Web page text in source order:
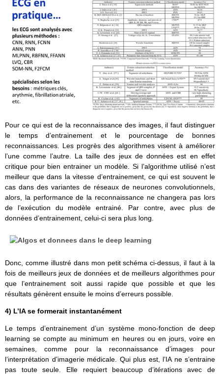
Pour ce qui est de la reconnaissance des images, il faut distinguer
le temps d’entrainement et le pourcentage de bonnes
reconnaissances. Les progrès des algorithmes visent à améliorer
l’une comme l’autre. La taille des jeux de données est en effet
critique pour bien entrainer un modèle. Si l’algorithme utilisé n’est
meilleur que dans la vitesse d’entrainement, ce qui est souvent le
cas dans des variantes de réseaux de neurones convolutionnels,
alors, la performance de la reconnaissance ne changera pas lors
de l’exécution du modèle entrainé. Par contre, avec plus de
données d’entrainement, celui-ci sera plus long.
Donc, comme illustré dans mon petit schéma ci-dessus, il faut à la
fois de meilleurs jeux de données et de meilleurs algorithmes pour
que l’entrainement soit aussi rapide que possible et que les
résultats génèrent ensuite le moins d’erreurs possible.
4) L’IA se formerait instantanément
Le temps d’entrainement d’un système mono-fonction de deep
learning se compte au minimum en heures ou en jours, voire en
semaines, comme pour la reconnaissance d’images pour
l’interprétation d’imagerie médicale. Qui plus est, l’IA ne s’entraine
pas toute seule. Elle requiert beaucoup d’itérations avec de